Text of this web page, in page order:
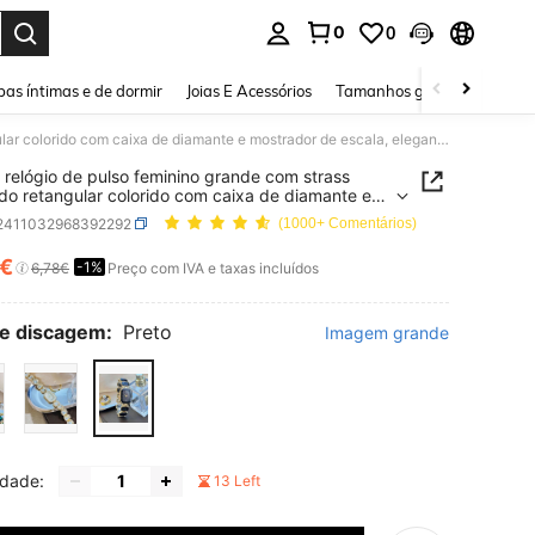
0 0
íntimas e de dormir Joias E Acessórios Tamanhos grandes
1 peça relógio de pulso feminino grande com strass facetado retangular colorido com caixa de diamante e mostrador de escala, elegante, europeu e americano
relógio de pulso feminino grande com strass
retangular colorido com caixa de diamante e
de escala, elegante, europeu e americano(1000+ Comentários)
AND AVAILABILITY
6,78€ -1% Preço com IVA e taxas incluídos
discagem: Preto Imagem grande
13 Left